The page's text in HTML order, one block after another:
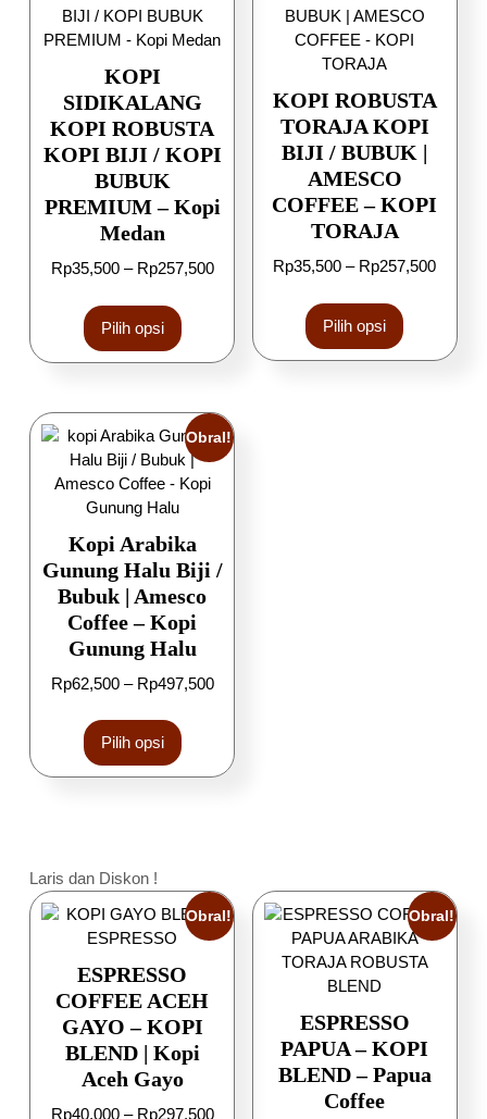
KOPI
SIDIKALANG
KOPI ROBUSTA
KOPI BIJI / KOPI
BUBUK
PREMIUM – Kopi
Medan
Rp35,500 – Rp257,500
Pilih opsi
KOPI ROBUSTA
TORAJA KOPI
BIJI / BUBUK |
AMESCO
COFFEE – KOPI
TORAJA
Rp35,500 – Rp257,500
Pilih opsi
Obral!
Kopi Arabika
Gunung Halu Biji /
Bubuk | Amesco
Coffee – Kopi
Gunung Halu
Rp62,500 – Rp497,500
Pilih opsi
Laris dan Diskon !
Obral!
ESPRESSO
COFFEE ACEH
GAYO – KOPI
BLEND | Kopi
Aceh Gayo
Rp40,000 – Rp297,500
Obral!
ESPRESSO
PAPUA – KOPI
BLEND – Papua
Coffee